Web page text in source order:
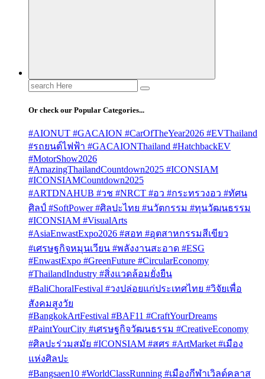
Search
for:
Or check our Popular Categories...
#AIONUT #GACAION #CarOfTheYear2026 #EVThailand
#รถยนต์ไฟฟ้า #GACAIONThailand #HatchbackEV
#MotorShow2026
#AmazingThailandCountdown2025 #ICONSIAM
#ICONSIAMCountdown2025
#ARTDNAHUB #วช #NRCT #อว #กระทรวงอว #ทัศน
ศิลป์ #SoftPower #ศิลปะไทย #นวัตกรรม #ทุนวัฒนธรรม
#ICONSIAM #VisualArts
#AsiaEnwastExpo2026 #สอท #อุตสาหกรรมสีเขียว
#เศรษฐกิจหมุนเวียน #พลังงานสะอาด #ESG
#EnwastExpo #GreenFuture #CircularEconomy
#ThailandIndustry #สิ่งแวดล้อมยั่งยืน
#BaliChoralFestival #วงปล่อยแก่ประเทศไทย #วิจัยเพื่อ
สังคมสูงวัย
#BangkokArtFestival #BAF11 #CraftYourDreams
#PaintYourCity #เศรษฐกิจวัฒนธรรม #CreativeEconomy
#ศิลปะร่วมสมัย #ICONSIAM #สศร #ArtMarket #เมือง
แห่งศิลปะ
#Bangsaen10 #WorldClassRunning #เมืองกีฬาเวิลด์คลาส